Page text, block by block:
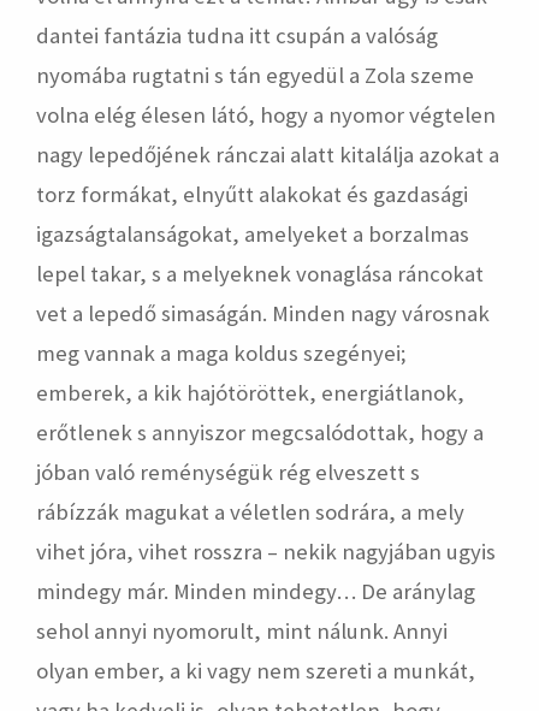
dantei fantázia tudna itt csupán a valóság
nyomába rugtatni s tán egyedül a Zola szeme
volna elég élesen látó, hogy a nyomor végtelen
nagy lepedőjének ránczai alatt kitalálja azokat a
torz formákat, elnyűtt alakokat és gazdasági
igazságtalanságokat, amelyeket a borzalmas
lepel takar, s a melyeknek vonaglása ráncokat
vet a lepedő simaságán. Minden nagy városnak
meg vannak a maga koldus szegényei;
emberek, a kik hajótöröttek, energiátlanok,
erőtlenek s annyiszor megcsalódottak, hogy a
jóban való reménységük rég elveszett s
rábízzák magukat a véletlen sodrára, a mely
vihet jóra, vihet rosszra – nekik nagyjában ugyis
mindegy már. Minden mindegy… De aránylag
sehol annyi nyomorult, mint nálunk. Annyi
olyan ember, a ki vagy nem szereti a munkát,